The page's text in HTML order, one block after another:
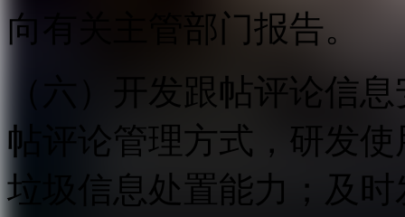
向有关主管部门报告。
（六）开发跟帖评论信
帖评论管理方式，研发
垃圾信息处置能力；及